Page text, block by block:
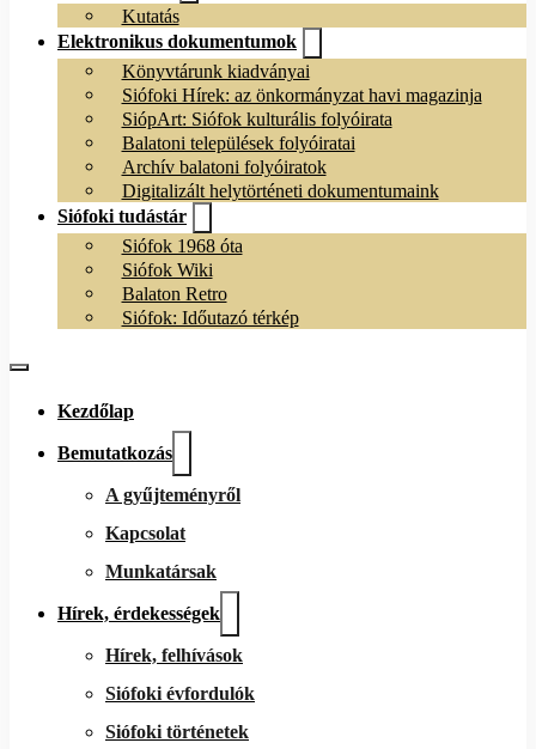
Kutatás
Elektronikus dokumentumok
Könyvtárunk kiadványai
Siófoki Hírek: az önkormányzat havi magazinja
SiópArt: Siófok kulturális folyóirata
Balatoni települések folyóiratai
Archív balatoni folyóiratok
Digitalizált helytörténeti dokumentumaink
Siófoki tudástár
Siófok 1968 óta
Siófok Wiki
Balaton Retro
Siófok: Időutazó térkép
Kezdőlap
Bemutatkozás
A gyűjteményről
Kapcsolat
Munkatársak
Hírek, érdekességek
Hírek, felhívások
Siófoki évfordulók
Siófoki történetek